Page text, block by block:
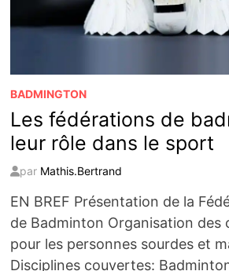
BADMINGTON
Les fédérations de
leur rôle dans le sport
par Mathis.Bertrand
EN BREF Présentation de la
de Badminton Organisation des
pour les personnes sourdes et
Disciplines couvertes: